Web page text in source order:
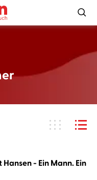
- Ein Mann. Ein